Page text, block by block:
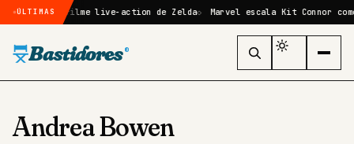
ÚLTIMASno filme live-action de Zelda Marvel escala Kit Connor como
Bastidores ®
Andrea Bowen